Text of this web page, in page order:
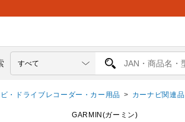
・ドライブレコーダー・カー用品 > カーナビ関連品
GARMIN(ガーミン)